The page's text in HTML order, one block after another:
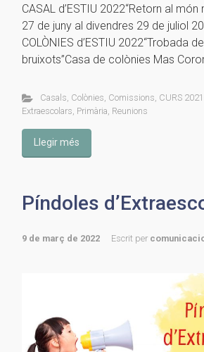
CASAL d’ESTIU 2022“Retorn al món
27 de juny al divendres 29 de juliol
COLÒNIES d’ESTIU 2022“Trobada
bruixots”Casa de colònies Mas
Casals, Colònies, Comissions, CURS
Extraescolars, Primària, Reunions
Llegir més
Píndoles
9 de març de 2022 Escrit per